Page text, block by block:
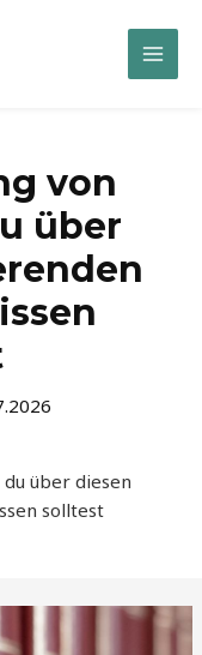
Main
von
über
du über diesen
solltest